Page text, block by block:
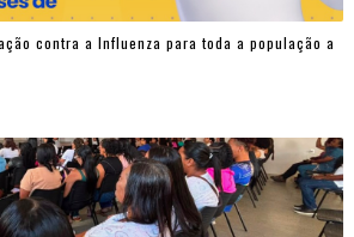
contra a Influenza para toda a população a